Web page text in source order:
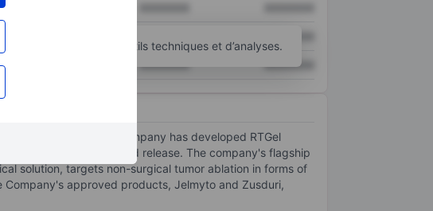
XXXXXXX XXXXXXX
accéder à d’autres outils techniques et d’analyses.
cancers. The company has developed RTGel
by enabling sustained release. The company's flagship
solution, targets non-surgical tumor ablation in forms of
approved products, Jelmyto and Zusduri,